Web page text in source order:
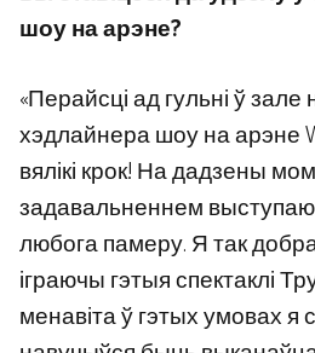
шоу на арэне?
«Перайсці ад гульні ў
хэдлайнера шоу на арэне
вялікі крок! На дадзены
задавальненнем
любога памеру. Я так
іграючы гэтыя спектаклі
менавіта ў гэтых умовах я